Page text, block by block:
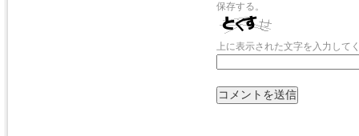
保存する。
上に表示された文字を入力して